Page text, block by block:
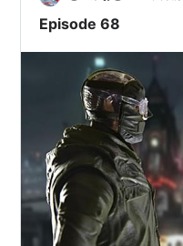
Episode 68